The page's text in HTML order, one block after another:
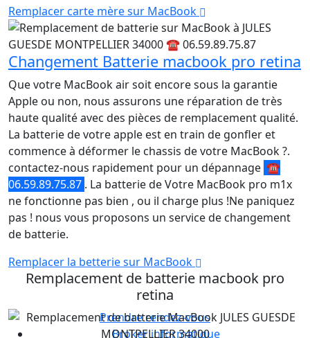
Remplacer carte mère sur MacBook
Changement Batterie macbook pro retina
Que votre MacBook air soit encore sous la garantie
Apple ou non, nous assurons une réparation de très
haute qualité avec des pièces de remplacement qualité.
La batterie de votre apple est en train de gonfler et
commence à déformer le chassis de votre MacBook ?.
contactez-nous rapidement pour un dépannage ☎
06.59.89.75.87 . La batterie de Votre MacBook pro m1x
ne fonctionne pas bien , ou il charge plus !Ne paniquez
pas ! nous vous proposons un service de changement
de batterie.
Remplacer la betterie sur MacBook
Remplacement de batterie macbook pro
retina
Prendre rendez-vous
Broker informatique